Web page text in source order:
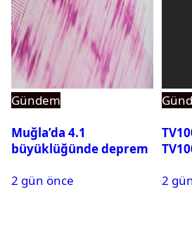
Gündem
Muğla’da 4.1
büyüklüğünde deprem
2 gün önce
2